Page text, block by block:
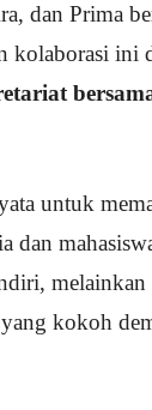
dan Prima
kolaborasi ini
untuk
dan
melainkan
yang kokoh